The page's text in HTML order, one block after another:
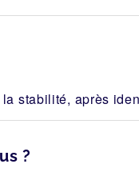
stabilité, après
?